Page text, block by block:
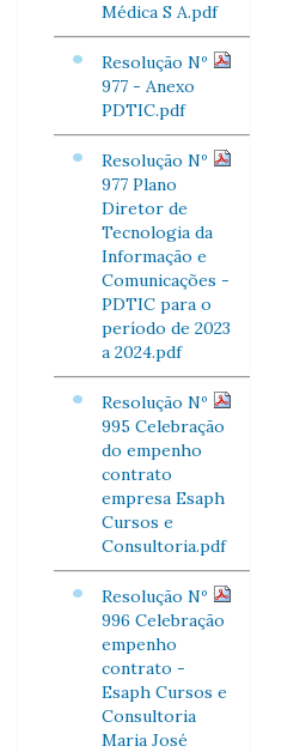
Médica S A.pdf
Resolução Nº
977 - Anexo
PDTIC.pdf
Resolução Nº
977 Plano
Diretor de
Tecnologia da
Informação e
Comunicações -
PDTIC para o
período de 2023
a 2024.pdf
Resolução Nº
995 Celebração
do empenho
contrato
empresa Esaph
Cursos e
Consultoria.pdf
Resolução Nº
996 Celebração
empenho
contrato -
Esaph Cursos e
Consultoria
Maria José